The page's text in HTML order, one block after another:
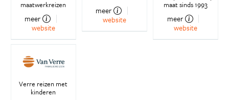
maatwerkreizen
meer
website
meer
website
maat sinds 1993
meer
website
Verre reizen met
kinderen